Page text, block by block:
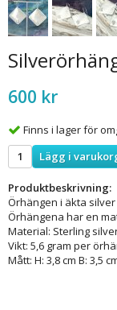
600 kr
Finns i lager för
Lägg i
Produktbeskrivning:
Örhängen i äkta
Örhängena har en
Material: Sterling
Vikt: 5,6 gram per
Mått: H: 3,8 cm B: 3,5